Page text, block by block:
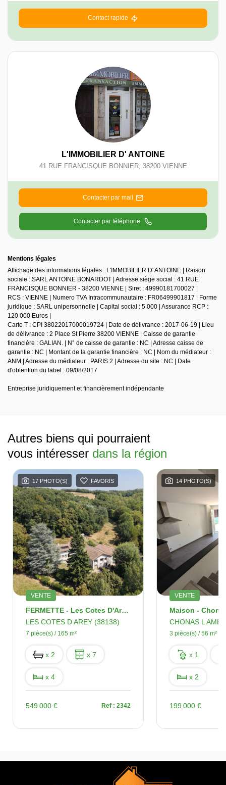
Contact rapide
L'IMMOBILIER D' ANTOINE
41 RUE FRANCISQUE BONNIER, 38200 VIENNE
Contacter par mail
Contacter par téléphone
Mentions légales
Affichage des informations légales : L'IMMOBILIER D' ANTOINE | Raison
sociale : SARL ANTOINE BONARDOT | Adresse siège social : 41 RUE
FRANCISQUE BONNIER - 38200 VIENNE | Siret : 49990181700027 |
RCS : VIENNE | Numero TVA Intracommunautaire : FR06499901817 | Forme
juridique : SARL unipersonnelle | Capital social : 5 000 | Assurance RCP :
120 000 Euros |
Carte T : CPI 38022017000019724 | Date de délivrance : 2017-06-19 | Lieu
de délivrance : 2 Place St Pierre 38200 VIENNE | Caisse de garantie
financière : GALIAN. | N° de caisse de garantie : NC | Adresse caisse de
garantie : NC | Montant de la garantie financière : NC | Nom du médiateur :
ANM | Adresse du médiateur : PARIS 2 | Adresse du site : NC | Date
d'obtention du label : 09/08/2017
Entreprise juridiquement et financièrement indépendante
Autres biens qui pourraient
vous intéresser dans la région
17 PHOTO(S) FAVORIS
VENTE
FERMETTE - Les Cotes D'Arey - 7 Pièces -165 M2
LES COTES D AREY (38138)
7 pièce(s) / 165 m²
x 2 x 7
x 4
549 000 € Ref : 2342
14 PHOTO(S)
VENTE
CHONAS L
3 pièce(s) / 56 m²
x 1
x 2
199 000 €